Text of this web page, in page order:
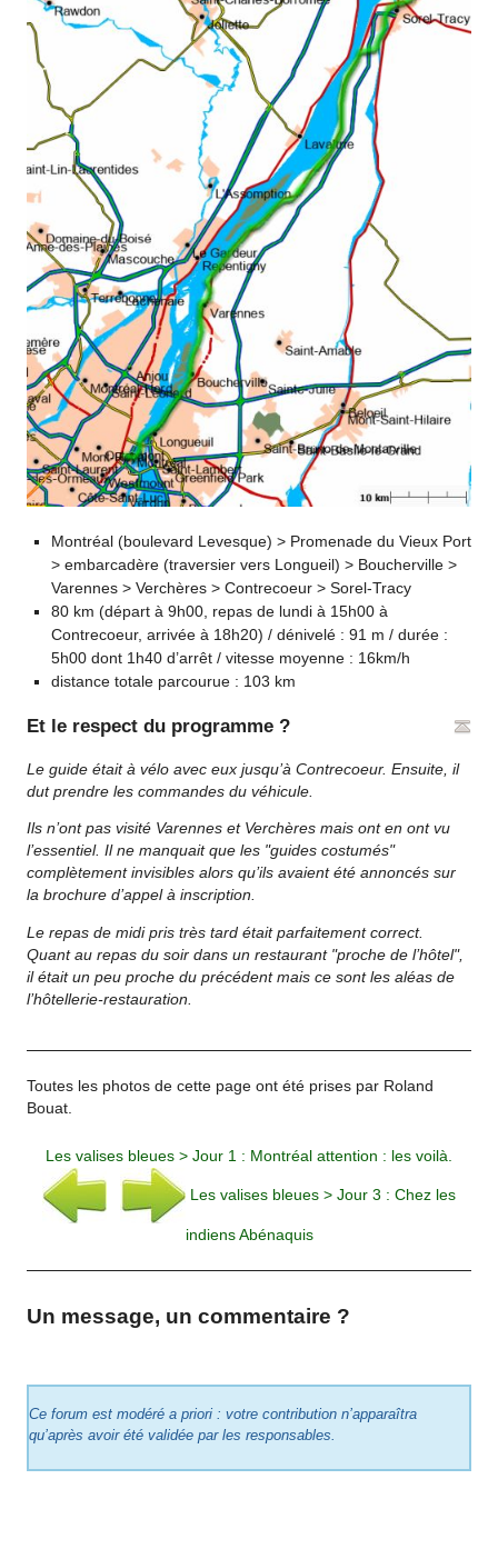
Montréal (boulevard Levesque) > Promenade du Vieux Port
> embarcadère (traversier vers Longueil) > Boucherville >
Varennes > Verchères > Contrecoeur > Sorel-Tracy
80 km (départ à 9h00, repas de lundi à 15h00 à
Contrecoeur, arrivée à 18h20) / dénivelé : 91 m / durée :
5h00 dont 1h40 d’arrêt / vitesse moyenne : 16km/h
distance totale parcourue : 103 km
Et le respect du programme ?
Le guide était à vélo avec eux jusqu’à Contrecoeur. Ensuite, il
dut prendre les commandes du véhicule.
Ils n’ont pas visité Varennes et Verchères mais ont en ont vu
l’essentiel. Il ne manquait que les "guides costumés"
complètement invisibles alors qu’ils avaient été annoncés sur
la brochure d’appel à inscription.
Le repas de midi pris très tard était parfaitement correct.
Quant au repas du soir dans un restaurant "proche de l’hôtel",
il était un peu proche du précédent mais ce sont les aléas de
l’hôtellerie-restauration.
Toutes les photos de cette page ont été prises par Roland
Bouat.
Les valises bleues > Jour 1 : Montréal attention : les voilà.
Les valises bleues > Jour 3 : Chez les
indiens Abénaquis
Un message, un commentaire ?
Ce forum est modéré a priori : votre contribution n’apparaîtra
qu’après avoir été validée par les responsables.